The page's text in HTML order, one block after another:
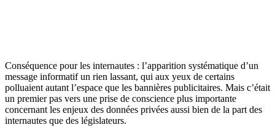
Conséquence pour les internautes : l’apparition systématique d’un
message informatif un rien lassant, qui aux yeux de certains
polluaient autant l’espace que les bannières publicitaires. Mais c’était
un premier pas vers une prise de conscience plus importante
concernant les enjeux des données privées aussi bien de la part des
internautes que des législateurs.